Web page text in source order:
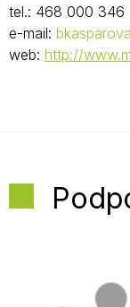
tel.: 468 000 346
e-mail:
web: http://